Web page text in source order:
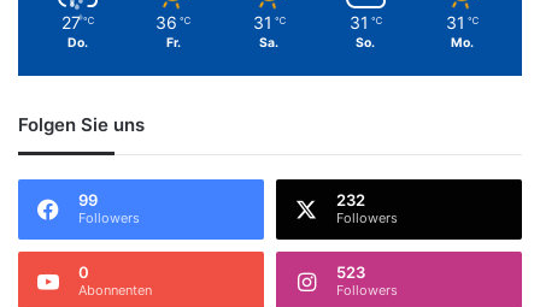
27 ℃
Do.
36 ℃
Fr.
31 ℃
Sa.
31 ℃
So.
31 ℃
Mo.
Folgen Sie uns
99
Followers
232
Followers
0
Abonnenten
523
Followers